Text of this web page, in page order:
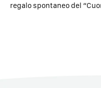
regalo spontaneo del